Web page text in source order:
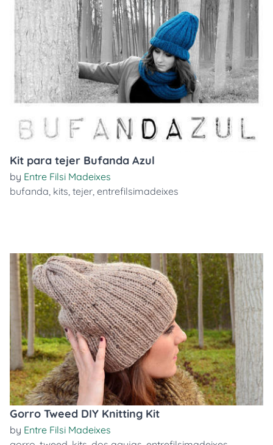
Kit para tejer Bufanda Azul
by Entre Filsi Madeixes
bufanda, kits, tejer, entrefilsimadeixes
Gorro Tweed DIY Knitting Kit
by Entre Filsi Madeixes